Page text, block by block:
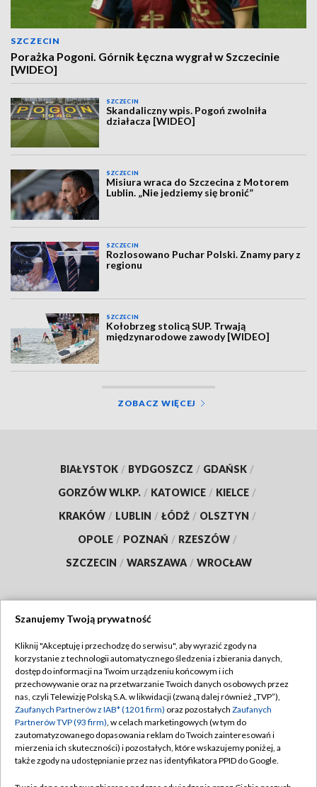
SZCZECIN
Porażka Pogoni. Górnik Łęczna wygrał w Szczecinie
[WIDEO]
SZCZECIN
Skandaliczny wpis. Pogoń zwolniła
działacza [WIDEO]
SZCZECIN
Misiura wraca do Szczecina z Motorem
Lublin. „Nie jedziemy się bronić”
SZCZECIN
Rozlosowano Puchar Polski. Znamy pary z
regionu
SZCZECIN
Kołobrzeg stolicą SUP. Trwają
międzynarodowe zawody [WIDEO]
ZOBACZ WIĘCEJ
BIAŁYSTOK / BYDGOSZCZ / GDAŃSK /
GORZÓW WLKP. / KATOWICE / KIELCE /
KRAKÓW / LUBLIN / ŁÓDŹ / OLSZTYN /
OPOLE / POZNAŃ / RZESZÓW /
SZCZECIN / WARSZAWA / WROCŁAW
TVP
Abonament TVP
Emisja w TVP
Centrum informacji TVP
Naziemna Telewizja Cyfrowa
Regulamin TVP
Polityka prywatności
Moje zgody
Pomoc
Szanujemy Twoją prywatność
Kliknij "Akceptuję i przechodzę do serwisu", aby wyrazić zgody na
korzystanie z technologii automatycznego śledzenia i zbierania danych,
dostęp do informacji na Twoim urządzeniu końcowym i ich
przechowywanie oraz na przetwarzanie Twoich danych osobowych przez
nas, czyli Telewizję Polską S.A. w likwidacji (zwaną dalej również „TVP”),
Zaufanych Partnerów z IAB* (1201 firm) oraz pozostałych Zaufanych
Partnerów TVP (93 firm), w celach marketingowych (w tym do
zautomatyzowanego dopasowania reklam do Twoich zainteresowań i
mierzenia ich skuteczności) i pozostałych, które wskazujemy poniżej, a
także zgody na udostępnianie przez nas identyfikatora PPID do Google.